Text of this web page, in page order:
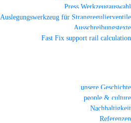
Press Werkzeugauswahl
Auslegungswerkzeug für Strangregulierventile
Ausschreibungstexte
Fast Fix support rail calculation
unsere Geschichte
people & culture
Nachhaltigkeit
Referenzen